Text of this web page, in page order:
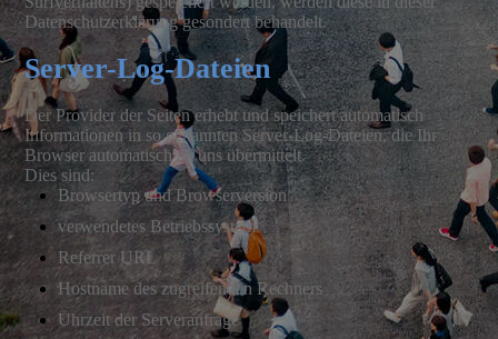
Datenschutzerklärung gesondert behandelt.
Server-Log-Dateien
Der Provider der Seiten erhebt und speichert automatisch
Informationen in so genannten Server-Log-Dateien, die Ihr
Browser automatisch an uns übermittelt.
Dies sind:
Browsertyp und Browserversion
verwendetes Betriebssystem
Referrer URL
Hostname des zugreifenden Rechners
Uhrzeit der Serveranfrage